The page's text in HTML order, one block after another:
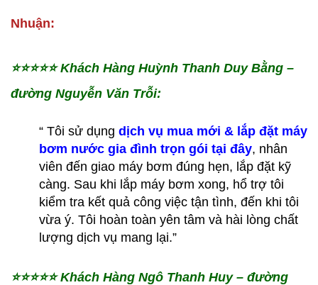
Nhuận:
⭐️⭐️⭐️⭐️⭐️ Khách Hàng Huỳnh Thanh Duy Bằng –
đường Nguyễn Văn Trỗi:
“ Tôi sử dụng dịch vụ mua mới & lắp đặt máy
bơm nước gia đình trọn gói tại đây, nhân
viên đến giao máy bơm đúng hẹn, lắp đặt kỹ
càng. Sau khi lắp máy bơm xong, hổ trợ tôi
kiểm tra kết quả công việc tận tình, đến khi tôi
vừa ý. Tôi hoàn toàn yên tâm và hài lòng chất
lượng dịch vụ mang lại.”
⭐️⭐️⭐️⭐️⭐️ Khách Hàng Ngô Thanh Huy – đường